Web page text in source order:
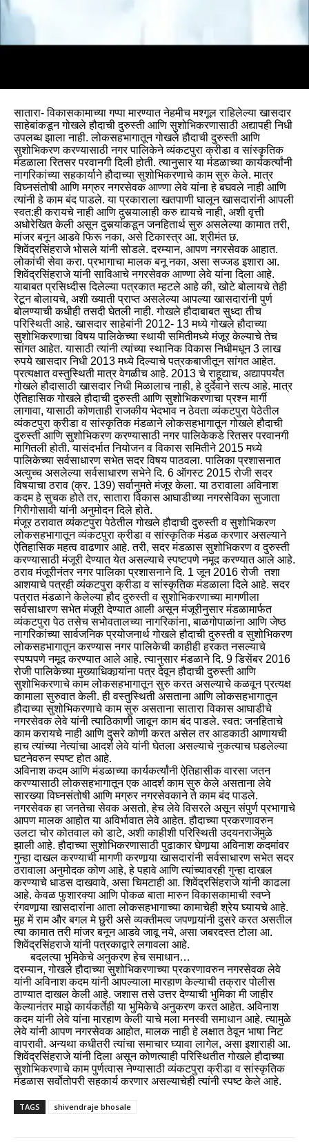
सातारा- विकासकामाच्या गप्पा मारण्यात नेहमीच मश्गूल राहिलेल्या खासदार
साहेबांकडून गोखले हौदाची दुरुस्ती आणि सुशोभिकरणासाठी अद्यापही निधी
उपलब्ध झाला नाही. लोकसहभागातून गोखले हौदाची दुरुस्ती आणि
सुशोभिकरण करण्यासाठी नगर पालिकेने व्यंकटपुरा क्रीडा व सांस्कृतिक
मंडळाला रितसर परवानगी दिली होती. त्यानुसार या मंडळाच्या कार्यकर्त्यांनी
नागरिकांच्या सहकार्याने हौदाच्या सुशोभिकरणाचे काम सुरु केले. मात्र
विघ्नसंतोषी आणि मग्रुर नगरसेवक आण्णा लेवे यांना हे बघवले नाही आणि
त्यांनी हे काम बंद पाडले. या प्रकाराला खतपाणी घालून खासदारांनी आपली
स्वत:ही करायचे नाही आणि दुसर्‍यालाही करु द्यायचे नाही, अशी वृत्ती
अधोरेखित केली असून दुसर्‍यांकडून जनहितार्थ सुरु असलेल्या कामात तरी,
मांजर बनून आडवे फिरू नका, असे टिकास्त्र आ. श्रीमंत छ.
शिवेंद्रसिंहराजे भोसले यांनी सोडले. दरम्यान, आपण नगरसेवक आहात.
लोकांची सेवा करा. प्रभागाचा मालक बनू नका, असा सज्जड इशारा आ.
शिवेंद्रसिंहराजे यांनी साविआचे नगरसेवक आण्णा लेवे यांना दिला आहे.
याबाबत प्रसिध्दीस दिलेल्या पत्रकात म्हटले आहे की, खोटे बोलायचे तेही
रेटून बोलायचे, अशी ख्याती प्राप्त असलेल्या आपल्या खासदारांनी पुर्ण
बोलण्याची कधीही तसदी घेतली नाही. गोखले हौदाबाबत सुध्दा तीच
परिस्थिती आहे. खासदार साहेबांनी 2012- 13 मध्ये गोखले हौदाच्या
सुशोभिकरणाचा विषय पालिकेच्या स्थायी समितीमध्ये मंजूर केल्याचे तेच
सांगत आहेत. यासाठी त्यांनी त्यांच्या स्थानिक विकास निधीमधून 3 लाख
रुपये खासदार निधी 2013 मध्ये दिल्याचे पत्रकबाजीतून सांगत आहेत.
प्रत्यक्षात वस्तुस्थिती मात्र वेगळीच आहे. 2013 चे राहूद्याच, अद्यापपर्यंत
गोखले हौदासाठी खासदार निधी मिळालाच नाही, हे दुर्देवाने सत्य आहे. मात्र
ऐतिहासिक गोखले हौदाची दुरुस्ती आणि सुशोभिकरणाचा प्रश्‍न मार्गी
लागावा, यासाठी कोणताही राजकीय भेदभाव न ठेवता व्यंकटपुरा पेठेतील
व्यंकटपुरा क्रीडा व सांस्कृतिक मंडळाने लोकसहभागातून गोखले हौदाची
दुरुस्ती आणि सुशोभिकरण करण्यासाठी नगर पालिकेकडे रितसर परवानगी
मागितली होती. यासंदर्भात नियोजन व विकास समितीने 2015 मध्ये
पालिकेच्या सर्वसाधारण सभेत सदर विषय पाठवला. पालिका प्रशासनात
अत्युच्च असलेल्या सर्वसाधारण सभेने दि. 6 ऑगस्ट 2015 रोजी सदर
विषयाचा ठराव (क्र. 139) सर्वानुमते मंजूर केला. या ठरावाला अविनाश
कदम हे सुचक होते तर, सातारा विकास आघाडीच्या नगरसेविका सुजाता
गिरीगोसावी यांनी अनुमोदन दिले होते.
मंजूर ठरावात व्यंकटपुरा पेठेतील गोखले हौदाची दुरुस्ती व सुशोभिकरण
लोकसहभागातून व्यंकटपुरा क्रीडा व सांस्कृतिक मंडळ करणार असल्याने
ऐतिहासिक महत्व वाढणार आहे. तरी, सदर मंडळास सुशोभिकरण व दुरुस्ती
करण्यासाठी मंजूरी देण्यात येत असल्याचे स्पष्टपणे नमूद करण्यात आले आहे.
ठराव मंजूरीनंतर नगर पालिका प्रशासनाने दि. 1 जून 2016 रोजी तशा
आशयाचे पत्रही व्यंकटपुरा क्रीडा व सांस्कृतिक मंडळाला दिले आहे. सदर
पत्रात मंडळाने केलेल्या हौद दुरुस्ती व सुशोभिकरणाच्या मागणीला
सर्वसाधारण सभेत मंजूरी देण्यात आली असून मंजूरीनुसार मंडळामार्फत
व्यंकटपुरा पेठ तसेच सभोवतालच्या नागरिकांना, बाळगोपाळांना आणि जेष्ठ
नागरिकांच्या सार्वजनिक प्रयोजनार्थ गोखले हौदाची दुरुस्ती व सुशोभिकरण
लोकसहभागातून करण्यास नगर पालिकेची काहीही हरकत नसल्याचे
स्पष्पपणे नमूद करण्यात आले आहे. त्यानुसार मंडळाने दि. 9 डिसेंबर 2016
रोजी पालिकेच्या मुख्याधिकार्‍यांना पत्र देवून हौदाची दुरुस्ती आणि
सुशोभिकरणाचे काम लोकसहभागातून सुरु करत असल्याचे कळवून प्रत्यक्ष
कामाला सुरुवात केली. ही वस्तुस्थिती असताना आणि लोकसहभागातून
हौदाच्या सुशोभिकरणाचे काम सुरु असताना सातारा विकास आघाडीचे
नगरसेवक लेवे यांनी त्याठिकाणी जावून काम बंद पाडले. स्वत: जनहिताचे
काम करायचे नाही आणि दुसरे कोणी करत असेल तर आडकाठी आणायची
हाच त्यांच्या नेत्यांचा आदर्श लेवे यांनी घेतला असल्याचे नुकत्याच घडलेल्या
घटनेवरुन स्पष्ट होत आहे.
अविनाश कदम आणि मंडळाच्या कार्यकर्त्यांनी ऐतिहासीक वारसा जतन
करण्यासाठी लोकसहभागातून एक आदर्श काम सुरु केले असताना लेवे
सारख्या विघ्नसंतोषी आणि मग्रुर नगरसेवकाने ते काम बंद पाडले.
नगरसेवक हा जनतेचा सेवक असतो, हेच लेवे विसरले असून संपुर्ण प्रभागाचे
आपण मालक आहोत या अविर्भावात लेवे आहेत. हौदाच्या प्रकरणावरुन
उलटा चोर कोतवाल को डाटे, अशी काहीशी परिस्थिती उदयनराजेंमुळे
झाली आहे. हौदाच्या सुशोभिकरणासाठी पुढाकार घेणार्‍या अविनाश कदमांवर
गुन्हा दाखल करण्याची मागणी करणार्‍या खासदारांनी सर्वसाधारण सभेत सदर
ठरावाला अनुमोदक कोण आहे, हे पहावे आणि त्यांच्यावरही गुन्हा दाखल
करण्याचे धाडस दाखवावे, असा चिमटाही आ. शिवेंद्रसिंहराजे यांनी काढला
आहे. केवळ फुशारक्या आणि पोकळ बाता मारुन विकासकामाची स्वप्ने
रंगवणार्‍या खासदारांना आता लोकसहभागाच्या कामाचेही श्रेय घ्यायचे आहे.
मुह में राम और बगल मे छुरी असे व्यक्तीमत्व जपणार्‍यांनी दुसरे करत असतील
त्या कामात तरी मांजर बनून आडवे जावू नये, असा जबरदस्त टोला आ.
शिवेंद्रसिंहराजे यांनी पत्रकाद्वारे लगावला आहे.
बदलत्या भुमिकेचे अनुकरण हेच समाधान…
दरम्यान, गोखले हौदाच्या सुशोभिकरणाच्या प्रकरणावरुन नगरसेवक लेवे
यांनी अविनाश कदम यांनी आपल्याला मारहाण केल्याची तक्रार पोलीस
ठाण्यात दाखल केली आहे. जशास तसे उत्तर देण्याची भुमिका मी जाहीर
केल्यानंतर माझे कार्यकर्तेही या भुमिकेचे अनुकरण करत आहेत. अविनाश
कदम यांनी लेवे यांना मारहाण केली याचे मला मनस्वी समाधान आहे. त्यामुळे
लेवे यांनी आपण नगरसेवक आहोत, मालक नाही हे लक्षात ठेवून भाषा निट
वापरावी. अन्यथा कधीतरी त्यांचा समाचार घ्यावा लागेल, असा इशाराही आ.
शिवेंद्रसिंहराजे यांनी दिला असून कोणत्याही परिस्थितीत गोखले हौदाच्या
सुशोभिकरणाचे काम पुर्णत्वास नेण्यासाठी व्यंकटपुरा क्रीडा व सांस्कृतिक
मंडळास सर्वोतोपरी सहकार्य करणार असल्याचेही त्यांनी स्पष्ट केले आहे.
TAGS shivendraje bhosale